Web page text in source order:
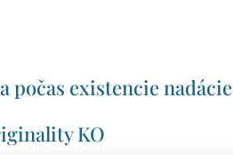
počas existencie nadácie
KO